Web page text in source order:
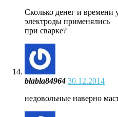
Сколько денег и времени
электроды применялись
при сварке?
blabla84964 30.12.2014
недовольные наверно